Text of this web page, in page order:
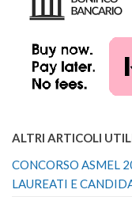
ALTRI ARTICOLI
CONCORSO ASMEL
LAUREATI E